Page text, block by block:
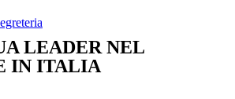
LEADER NEL
IN ITALIA